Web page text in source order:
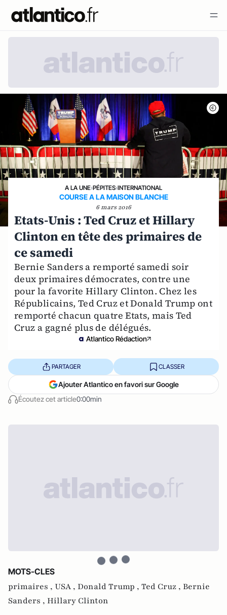
A LA UNE›PÉPITES›INTERNATIONAL
COURSE A LA MAISON BLANCHE
6 mars 2016
Etats-Unis : Ted Cruz et Hillary
Clinton en tête des primaires de
ce samedi
Bernie Sanders a remporté samedi soir
deux primaires démocrates, contre une
pour la favorite Hillary Clinton. Chez les
Républicains, Ted Cruz et Donald Trump ont
remporté chacun quatre Etats, mais Ted
Cruz a gagné plus de délégués.
Atlantico Rédaction
Écoutez cet article0:00min
PARTAGER CLASSER
Ajouter Atlantico en favori sur Google
MOTS-CLES
primaires , USA , Donald Trump , Ted Cruz , Bernie
Sanders , Hillary Clinton